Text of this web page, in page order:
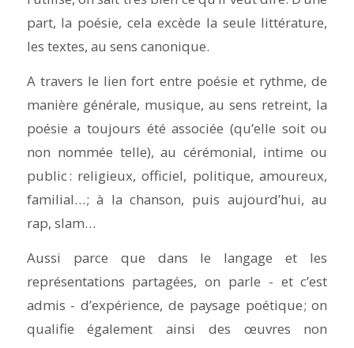
part, la poésie, cela excède la seule littérature,
les textes, au sens canonique.
A travers le lien fort entre poésie et rythme, de
manière générale, musique, au sens retreint, la
poésie a toujours été associée (qu’elle soit ou
non nommée telle), au cérémonial, intime ou
public : religieux, officiel, politique, amoureux,
familial… ; à la chanson, puis aujourd’hui, au
rap, slam…
Aussi parce que dans le langage et les
représentations partagées, on parle - et c’est
admis - d’expérience, de paysage poétique ; on
qualifie également ainsi des œuvres non